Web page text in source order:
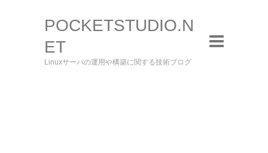
POCKETSTUDIO.N
ET
Linuxサーバの運用や構築に関する技術ブログ